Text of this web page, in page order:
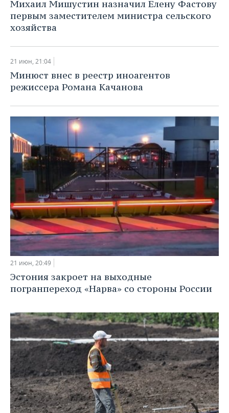
ХОККЕЙ С МЯЧОМ
ПРОИСШЕСТВИЯ
Михаил Мишустин назначил Елену Фастову
первым заместителем министра сельского
хозяйства
21 июн, 21:04
Минюст внес в реестр иноагентов
режиссера Романа Качанова
21 июн, 20:49
Эстония закроет на выходные
погранпереход «Нарва» со стороны России